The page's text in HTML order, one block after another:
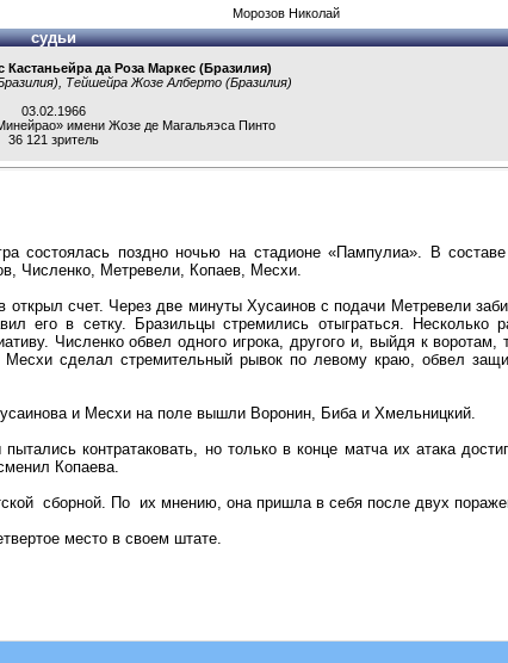
Морозов Николай
судьи
да Роза Маркес(Бразилия)
Тейшейра Жозе Алберто(Бразилия)
03.02.1966
имени Жозе де Магальяэса Пинто
36 121 зритель
состоялась поздно ночью на стадионе «Пампулиа». В
Численко, Метревели, Копаев, Месхи.
счет. Через две минуты Хусаинов с подачи Метревели
его в сетку. Бразильцы стремились отыграться. Несколько
Численко обвел одного игрока, другого и, выйдя к
сделал стремительный рывок по левому краю, обвел
и Месхи на поле вышли Воронин, Биба и Хмельницкий.
контратаковать, но только в конце матча их атака
Копаева.
сборной. По их мнению, она пришла в себя после двух
место в своем штате.